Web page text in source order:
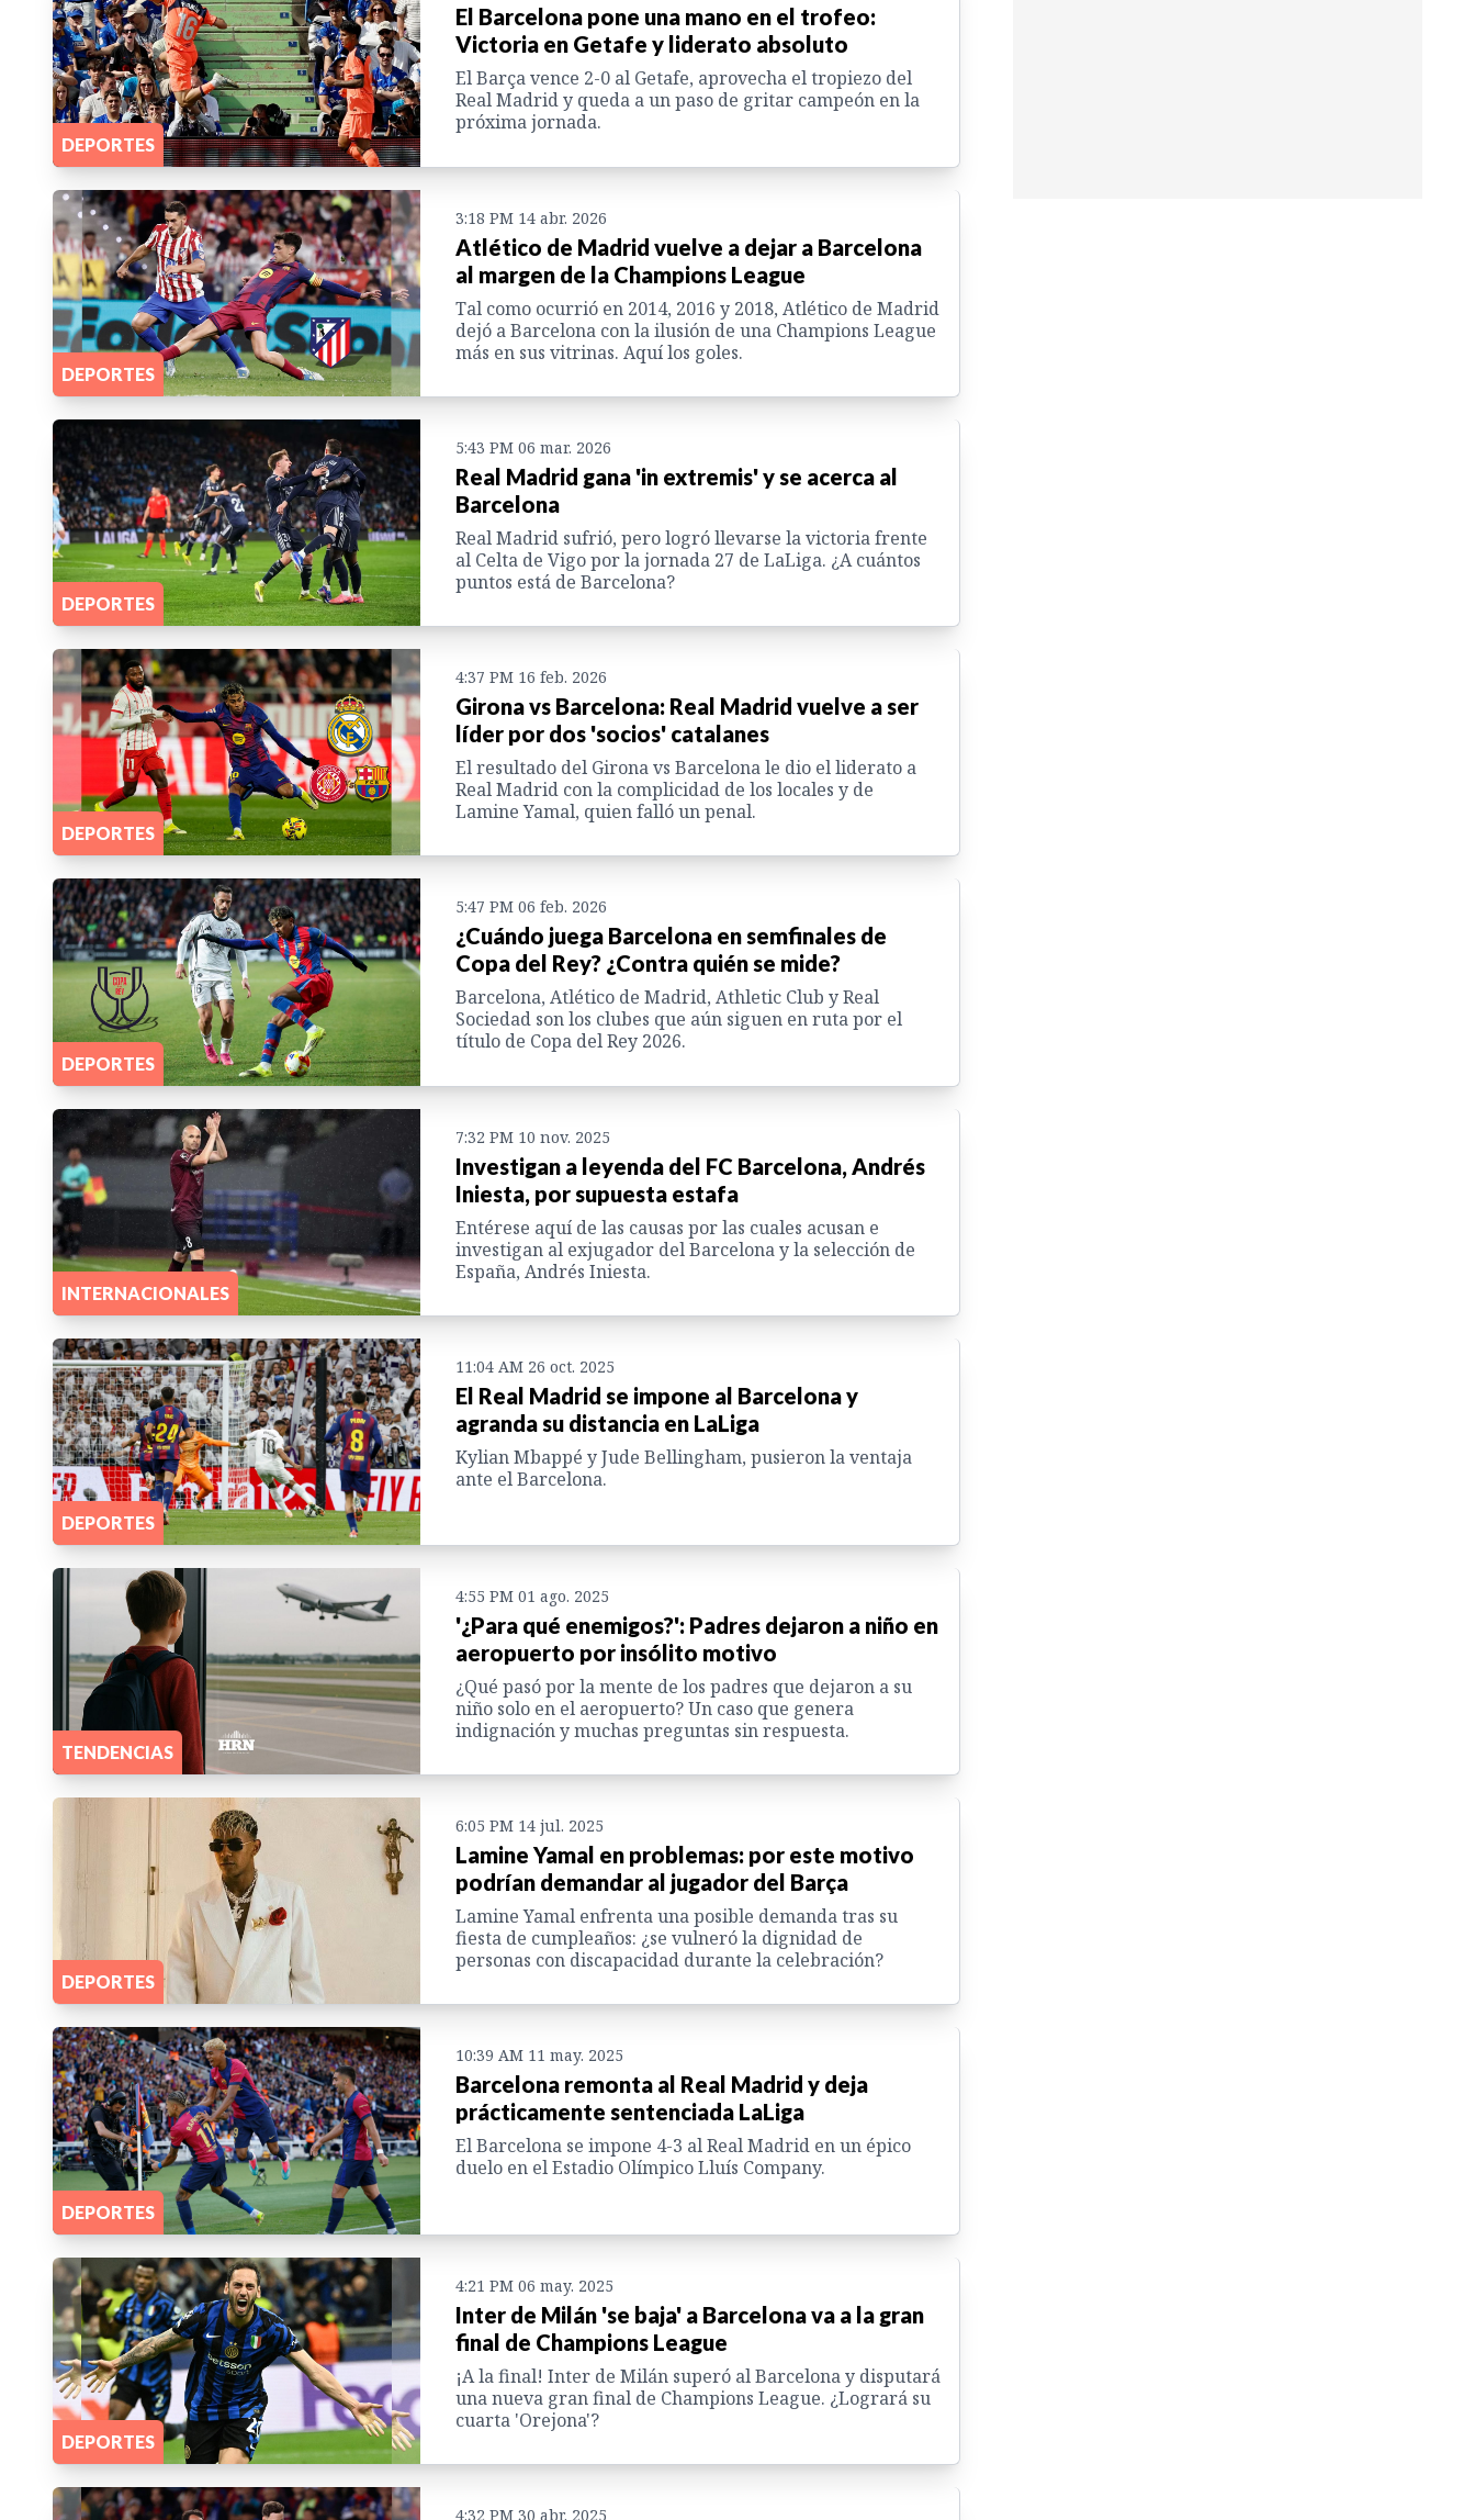
DEPORTES
El Barcelona pone una mano en el trofeo:
Victoria en Getafe y liderato absoluto
El Barça vence 2-0 al Getafe, aprovecha el tropiezo del
Real Madrid y queda a un paso de gritar campeón en la
próxima jornada.
DEPORTES
3:18 PM 14 abr. 2026
Atlético de Madrid vuelve a dejar a Barcelona
al margen de la Champions League
Tal como ocurrió en 2014, 2016 y 2018, Atlético de Madrid
dejó a Barcelona con la ilusión de una Champions League
más en sus vitrinas. Aquí los goles.
DEPORTES
5:43 PM 06 mar. 2026
Real Madrid gana 'in extremis' y se acerca al
Barcelona
Real Madrid sufrió, pero logró llevarse la victoria frente
al Celta de Vigo por la jornada 27 de LaLiga. ¿A cuántos
puntos está de Barcelona?
DEPORTES
4:37 PM 16 feb. 2026
Girona vs Barcelona: Real Madrid vuelve a ser
líder por dos 'socios' catalanes
El resultado del Girona vs Barcelona le dio el liderato a
Real Madrid con la complicidad de los locales y de
Lamine Yamal, quien falló un penal.
DEPORTES
5:47 PM 06 feb. 2026
¿Cuándo juega Barcelona en semfinales de
Copa del Rey? ¿Contra quién se mide?
Barcelona, Atlético de Madrid, Athletic Club y Real
Sociedad son los clubes que aún siguen en ruta por el
título de Copa del Rey 2026.
INTERNACIONALES
7:32 PM 10 nov. 2025
Investigan a leyenda del FC Barcelona, Andrés
Iniesta, por supuesta estafa
Entérese aquí de las causas por las cuales acusan e
investigan al exjugador del Barcelona y la selección de
España, Andrés Iniesta.
DEPORTES
11:04 AM 26 oct. 2025
El Real Madrid se impone al Barcelona y
agranda su distancia en LaLiga
Kylian Mbappé y Jude Bellingham, pusieron la ventaja
ante el Barcelona.
TENDENCIAS
4:55 PM 01 ago. 2025
'¿Para qué enemigos?': Padres dejaron a niño en
aeropuerto por insólito motivo
¿Qué pasó por la mente de los padres que dejaron a su
niño solo en el aeropuerto? Un caso que genera
indignación y muchas preguntas sin respuesta.
DEPORTES
6:05 PM 14 jul. 2025
Lamine Yamal en problemas: por este motivo
podrían demandar al jugador del Barça
Lamine Yamal enfrenta una posible demanda tras su
fiesta de cumpleaños: ¿se vulneró la dignidad de
personas con discapacidad durante la celebración?
DEPORTES
10:39 AM 11 may. 2025
Barcelona remonta al Real Madrid y deja
prácticamente sentenciada LaLiga
El Barcelona se impone 4-3 al Real Madrid en un épico
duelo en el Estadio Olímpico Lluís Company.
DEPORTES
4:21 PM 06 may. 2025
Inter de Milán 'se baja' a Barcelona va a la gran
final de Champions League
¡A la final! Inter de Milán superó al Barcelona y disputará
una nueva gran final de Champions League. ¿Logrará su
cuarta 'Orejona'?
4:32 PM 30 abr. 2025